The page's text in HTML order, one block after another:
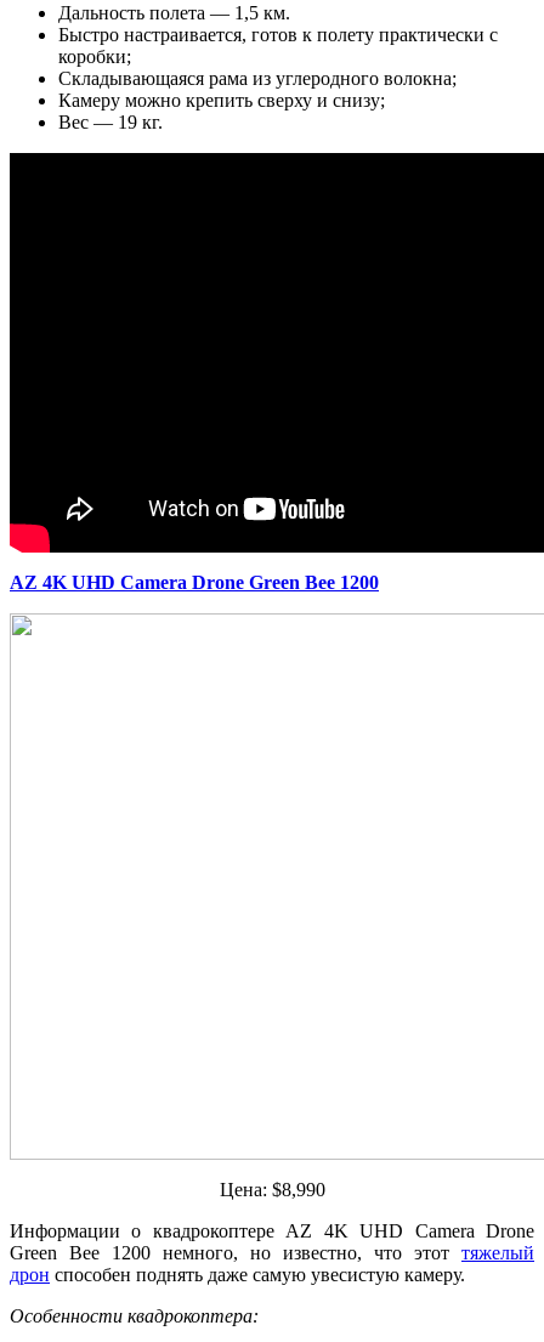
Дальность полета — 1,5 км.
Быстро настраивается, готов к полету практически с
коробки;
Складывающаяся рама из углеродного волокна;
Камеру можно крепить сверху и снизу;
Вес — 19 кг.
AZ 4K UHD Camera Drone Green Bee 1200
Цена: $8,990
Информации о квадрокоптере AZ 4K UHD Camera Drone
Green Bee 1200 немного, но известно, что этот тяжелый
дрон способен поднять даже самую увесистую камеру.
Особенности квадрокоптера: